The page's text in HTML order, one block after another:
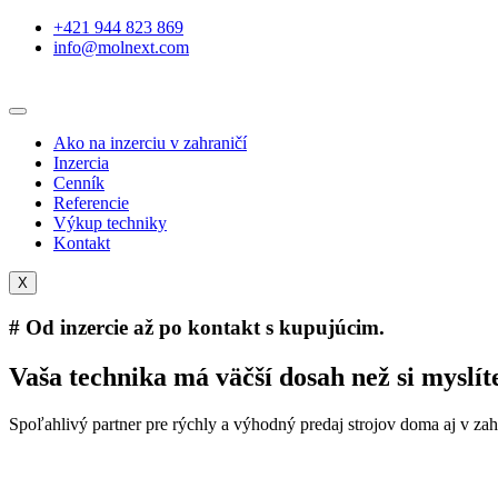
+421 944 823 869
info@molnext.com
Ako na inzerciu v zahraničí
Inzercia
Cenník
Referencie
Výkup techniky
Kontakt
X
# Od inzercie až po kontakt s kupujúcim.
Vaša technika má väčší dosah než si
Spoľahlivý partner pre rýchly a výhodný predaj strojov doma aj v